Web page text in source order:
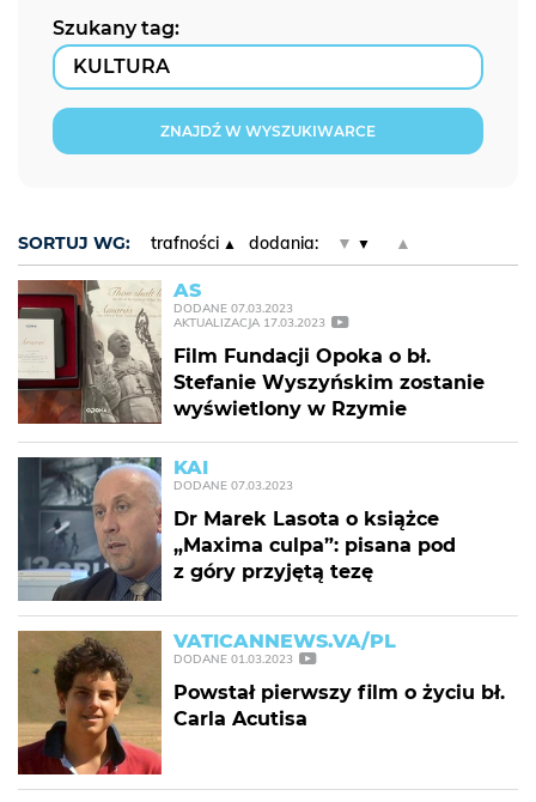
Szukany tag:
ZNAJDŹ W WYSZUKIWARCE
SORTUJ WG: trafności dodania: ▼ ▲
AS
DODANE 07.03.2023
AKTUALIZACJA 17.03.2023
Film Fundacji Opoka o bł.
Stefanie Wyszyńskim zostanie
wyświetlony w Rzymie
KAI
DODANE 07.03.2023
Dr Marek Lasota o książce
„Maxima culpa”: pisana pod
z góry przyjętą tezę
VATICANNEWS.VA/PL
DODANE 01.03.2023
Powstał pierwszy film o życiu bł.
Carla Acutisa